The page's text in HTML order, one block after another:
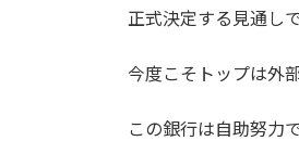
正式決定する見通しで
今度こそトップは外
この銀行は自助努力